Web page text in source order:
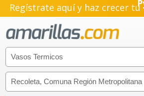
Regístrate aquí y haz crecer tu